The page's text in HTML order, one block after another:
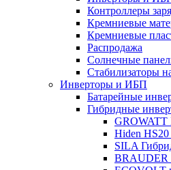
Контроллеры
Кремниевые
Кремниевые
Распродажа
Солнечные
Стабилизаторы
Инверторы и ИБП
Батарейные
Гибридные
GROWATT
Hiden
SILA
BRAUDER